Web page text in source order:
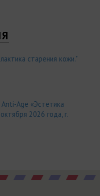
старения кожи."
Age «Эстетика
2026 года, г.